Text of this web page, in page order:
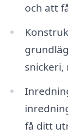
och att
snickeri,
få ditt